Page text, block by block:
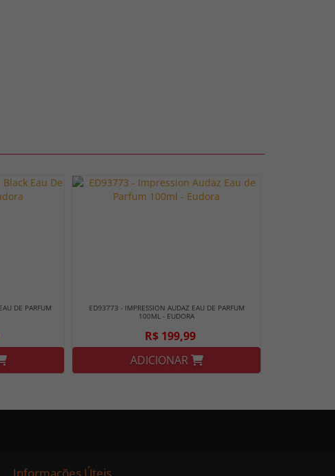
DE PARFUM
ED93773 - IMPRESSION AUDAZ EAU DE PARFUM
100ML - EUDORA
R$ 199,99
ADICIONAR